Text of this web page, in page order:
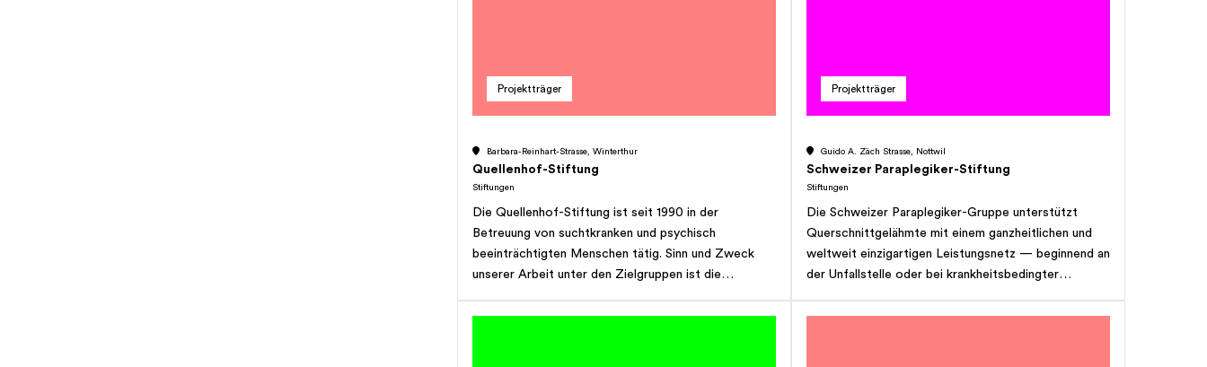
respektvoll mit Mensch und Tier. Die Pferde werden
nach den Vorschriften des Schweizerischen
Tierschutzes gehalten. Wir sind mit dem STS
den Klienten geniessen unsere Pferde ein Leben im
Herdenverband, sie haben ausreichend Freizeit und
trainiert. Aktuell werden bei uns jährlich rund 3.300
Therapieeinheiten durchgeführt. Das Hippotherapie-
Zentrum bietet folgende pferdegestützte
Therapieformen an: - Hippotherapie-K® -
Hippotherapie-K für Kinder® - Heilpädagogische
bei den betroffenen Kindern zu einem mindestens 3x
höheren Risiko, im Verlauf ihres Lebens selbst einmal
psychisch zu erkranken. Das muss nicht sein: Diese
ihre Familien frühzeitig Hilfe und
Entlastungsangebote erhalten. Mit unserem
Situation der betroffenen Familien rasch erkannt
wird. Wir setzen uns mit viel Herzblut dafür ein, dass
sich die Versorgungssituation für psychisch
belastete Eltern und ihre Kinder stetig verbessert
wird und sie Unterstützung erhalten, die greift – von
Projektträger
Barbara-Reinhart-Strasse, Winterthur
Quellenhof-Stiftung
Stiftungen
Die Quellenhof-Stiftung ist seit 1990 in der
Betreuung von suchtkranken und psychisch
beeinträchtigten Menschen tätig. Sinn und Zweck
unserer Arbeit unter den Zielgruppen ist die
berufliche und soziale Wiedereingliederung in unsere
Projektträger
Guido A. Zäch Strasse, Nottwil
Schweizer Paraplegiker-Stiftung
Stiftungen
Die Schweizer Paraplegiker-Gruppe unterstützt
Querschnittgelähmte mit einem ganzheitlichen und
weltweit einzigartigen Leistungsnetz — beginnend an
der Unfallstelle oder bei krankheitsbedingter
Welt, in der Menschen mit Querschnittlähmung ein